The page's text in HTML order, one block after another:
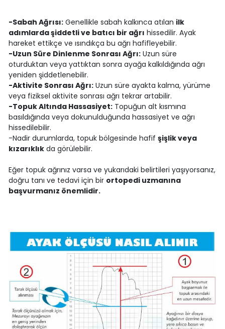
-Sabah Ağrısı:Genellikle sabah kalkınca atılan ilk
adımlarda şiddetli ve batıcı bir ağrı hissedilir. Ayak
hareket ettikçe ve ısındıkça bu ağrı hafifleyebilir.
-Uzun Süre Dinlenme Sonrası Ağrı:Uzun süre
oturduktan veya yattıktan sonra ayağa kalkıldığında ağrı
yeniden şiddetlenebilir.
-Aktivite Sonrası Ağrı:Uzun süre ayakta kalma, yürüme
veya fiziksel aktivite sonrası ağrı tekrar artabilir.
-Topuk Altında Hassasiyet:Topuğun alt kısmına
basıldığında veya dokunulduğunda hassasiyet ve ağrı
hissedilebilir.
-Nadir durumlarda, topuk bölgesinde hafif şişlik veya
kızarıklıkda görülebilir.
Eğer topuk ağrınız varsa ve yukarıdaki belirtileri yaşıyorsanız,
doğru tanı ve tedavi için bir ortopedi uzmanına
başvurmanız önemlidir.